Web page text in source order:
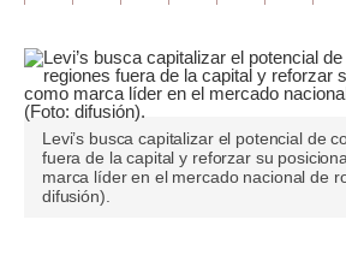
Opinión
Editorial
Pregunta de hoy
Blogs
Tendencias
Levi’s busca capitalizar el potencial de
fuera de la capital y reforzar su
marca líder en el mercado nacional de
difusión).